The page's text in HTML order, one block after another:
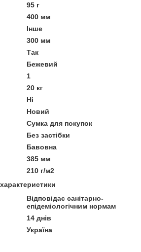
95 г
400 мм
Інше
300 мм
Так
Бежевий
1
20 кг
Ні
Новий
Сумка для покупок
Без застібки
Бавовна
385 мм
210 г/м2
Відповідає санітарно-
епідеміологічним нормам
14 днів
Україна